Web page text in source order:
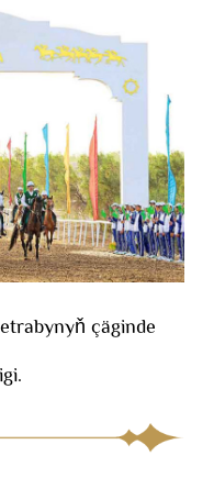
çäginde